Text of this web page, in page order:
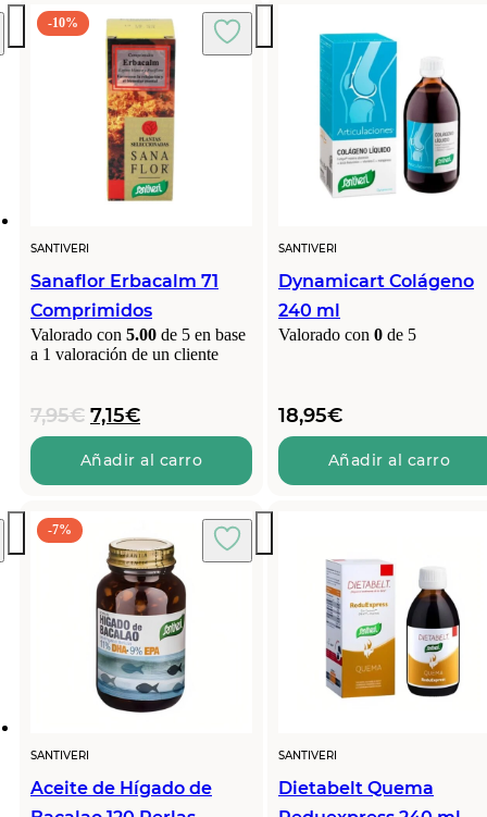
-10%
SANTIVERI
Sanaflor Erbacalm 71
Comprimidos
Valorado con 5.00 de 5 en base
a 1 valoración de un cliente
7,95€ El
precio
original
era:
7,15€El
precio
actual
es:
Añadir al carro
SANTIVERI
Dynamicart Colágeno
240 ml
Valorado con 0 de 5
18,95€
Añadir al carro
-7%
SANTIVERI
Aceite de Hígado de
SANTIVERI
Dietabelt Quema